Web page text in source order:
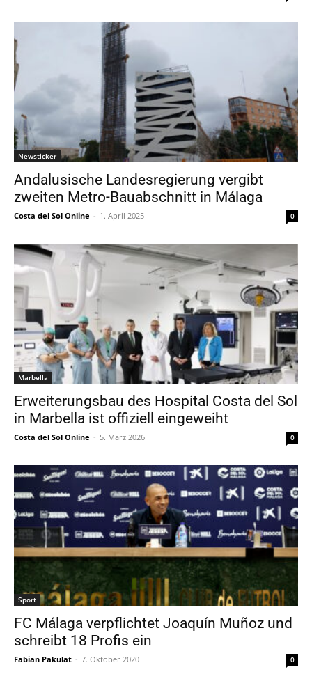
Newsticker
Andalusische Landesregierung vergibt
zweiten Metro-Bauabschnitt in Málaga
Costa del Sol Online - 1. April 2025 0
Marbella
Erweiterungsbau des Hospital Costa del Sol
in Marbella ist offiziell eingeweiht
Costa del Sol Online - 5. März 2026 0
Sport
FC Málaga verpflichtet Joaquín Muñoz und
schreibt 18 Profis ein
Fabian Pakulat - 7. Oktober 2020 0